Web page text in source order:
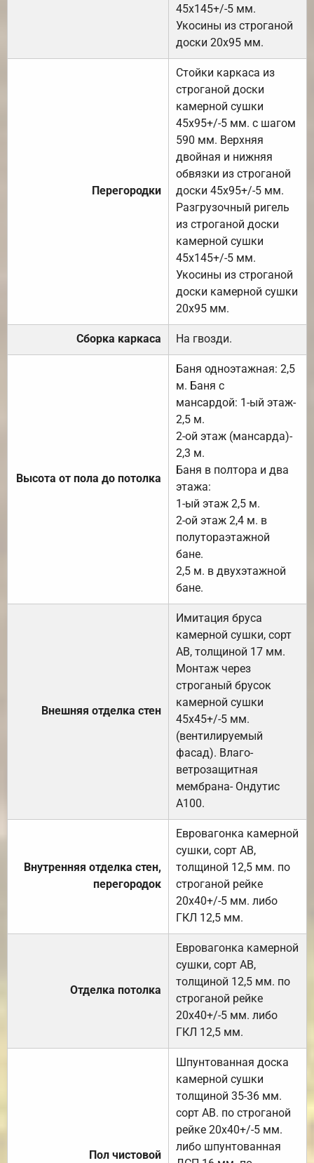
45х145+/-5 мм.
Укосины из строганой
доски 20х95 мм.
Перегородки
Стойки каркаса из
строганой доски
камерной сушки
45х95+/-5 мм. с шагом
590 мм. Верхняя
двойная и нижняя
обвязки из строганой
доски 45х95+/-5 мм.
Разгрузочный ригель
из строганой доски
камерной сушки
45х145+/-5 мм.
Укосины из строганой
доски камерной сушки
20х95 мм.
Сборка каркаса На гвозди.
Высота от пола до потолка
Баня одноэтажная: 2,5
м. Баня с
мансардой: 1-ый этаж-
2,5 м.
2-ой этаж (мансарда)-
2,3 м.
Баня в полтора и два
этажа:
1-ый этаж 2,5 м.
2-ой этаж 2,4 м. в
полутораэтажной
бане.
2,5 м. в двухэтажной
бане.
Внешняя отделка стен
Имитация бруса
камерной сушки, сорт
АВ, толщиной 17 мм.
Монтаж через
строганый брусок
камерной сушки
45х45+/-5 мм.
(вентилируемый
фасад). Влаго-
ветрозащитная
мембрана- Ондутис
А100.
Внутренняя отделка стен,
перегородок
Евровагонка камерной
сушки, сорт АВ,
толщиной 12,5 мм. по
строганой рейке
20х40+/-5 мм. либо
ГКЛ 12,5 мм.
Отделка потолка
Евровагонка камерной
сушки, сорт АВ,
толщиной 12,5 мм. по
строганой рейке
20х40+/-5 мм. либо
ГКЛ 12,5 мм.
Пол чистовой
Шпунтованная доска
камерной сушки
толщиной 35-36 мм.
сорт АВ. по строганой
рейке 20х40+/-5 мм.
либо шпунтованная